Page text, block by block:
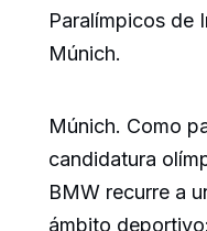
Paralímpicos de
Múnich.
Múnich. Como
candidatura
BMW recurre a
ámbito